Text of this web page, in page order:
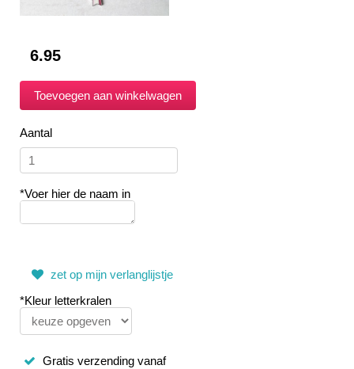
6.95
Aantal
*Voer hier de naam in
zet op mijn verlanglijstje
*Kleur letterkralen
Gratis verzending vanaf